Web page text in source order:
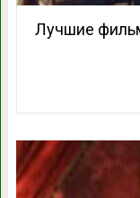
Лучшие